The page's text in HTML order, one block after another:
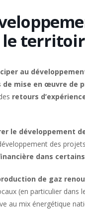
au
de mise en œuvre de
retours
le développement
des
dans
de gaz
(en particulier dans
au mix énergétique